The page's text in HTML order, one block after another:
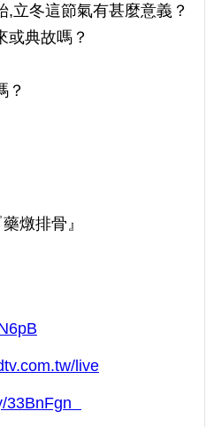
,立冬這節氣有甚麼意義？
或典故嗎？
？
燉排骨』
live
33BnFgn